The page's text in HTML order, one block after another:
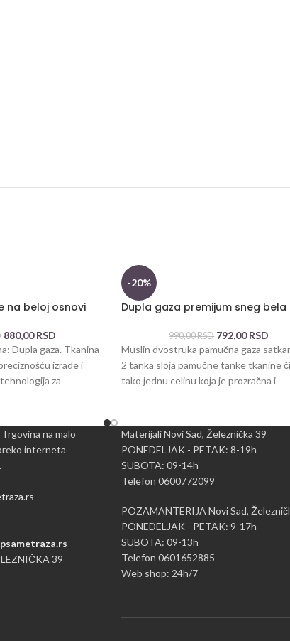
na beloj osnovi
880,00RSD
Dupla gaza. Tkanina
izrade i
za
-20%
Dupla gaza premijum sneg bela
990,00RSD 792,00RSD
Muslin dvostruka pamučna gaza
2 tanka sloja pamučne tanke tkanine
tako jednu celinu koja je prozračna i
na malo
interneta
39
Materijali Novi Sad, Železnička 39
PONEDELJAK - PETAK: 8-19h
SUBOTA: 09-14h
Telefon 0600772099
POZAMANTERIJA Novi Sad,
PONEDELJAK - PETAK: 9-17h
SUBOTA: 09-13h
Telefon 0601652885
Web shop: 24h/7